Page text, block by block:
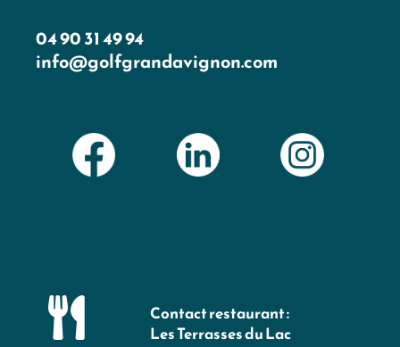
04 90 31 49 94
info@golfgrandavignon.com
Contact restaurant :
Les Terrasses du Lac